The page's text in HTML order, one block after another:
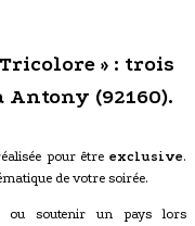
» : trois
(92160).
pour être exclusive.
de votre soirée.
ou soutenir un pays lors